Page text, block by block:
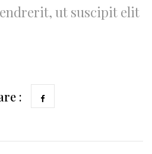
ut suscipit elit
: